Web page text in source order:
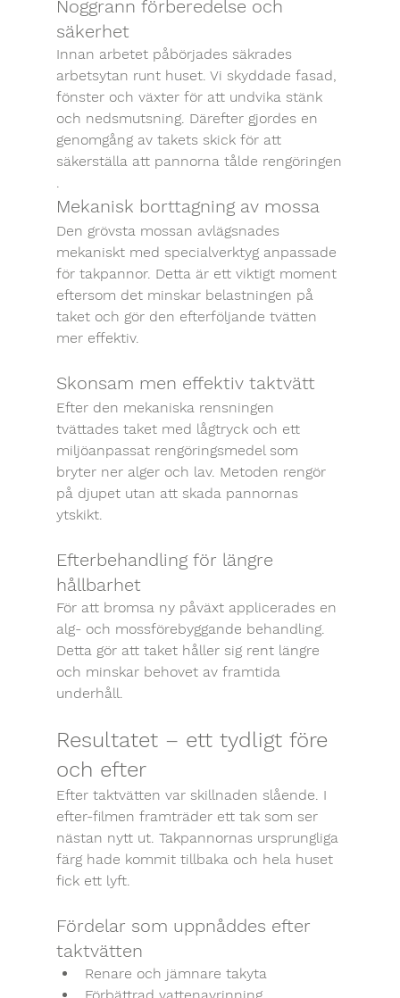
Noggrann förberedelse och
säkerhet
Innan arbetet påbörjades säkrades
arbetsytan runt huset. Vi skyddade fasad,
fönster och växter för att undvika stänk
och nedsmutsning. Därefter gjordes en
genomgång av takets skick för att
säkerställa att pannorna tålde rengöringen
.
Mekanisk borttagning av mossa
Den grövsta mossan avlägsnades
mekaniskt med specialverktyg anpassade
för takpannor. Detta är ett viktigt moment
eftersom det minskar belastningen på
taket och gör den efterföljande tvätten
mer effektiv.
Skonsam men effektiv taktvätt
Efter den mekaniska rensningen
tvättades taket med lågtryck och ett
miljöanpassat rengöringsmedel som
bryter ner alger och lav. Metoden rengör
på djupet utan att skada pannornas
ytskikt.
Efterbehandling för längre
hållbarhet
För att bromsa ny påväxt applicerades en
alg- och mossförebyggande behandling.
Detta gör att taket håller sig rent längre
och minskar behovet av framtida
underhåll.
Resultatet – ett tydligt före
och efter
Efter taktvätten var skillnaden slående. I
efter-filmen framträder ett tak som ser
nästan nytt ut. Takpannornas ursprungliga
färg hade kommit tillbaka och hela huset
fick ett lyft.
Fördelar som uppnåddes efter
taktvätten
Renare och jämnare takyta